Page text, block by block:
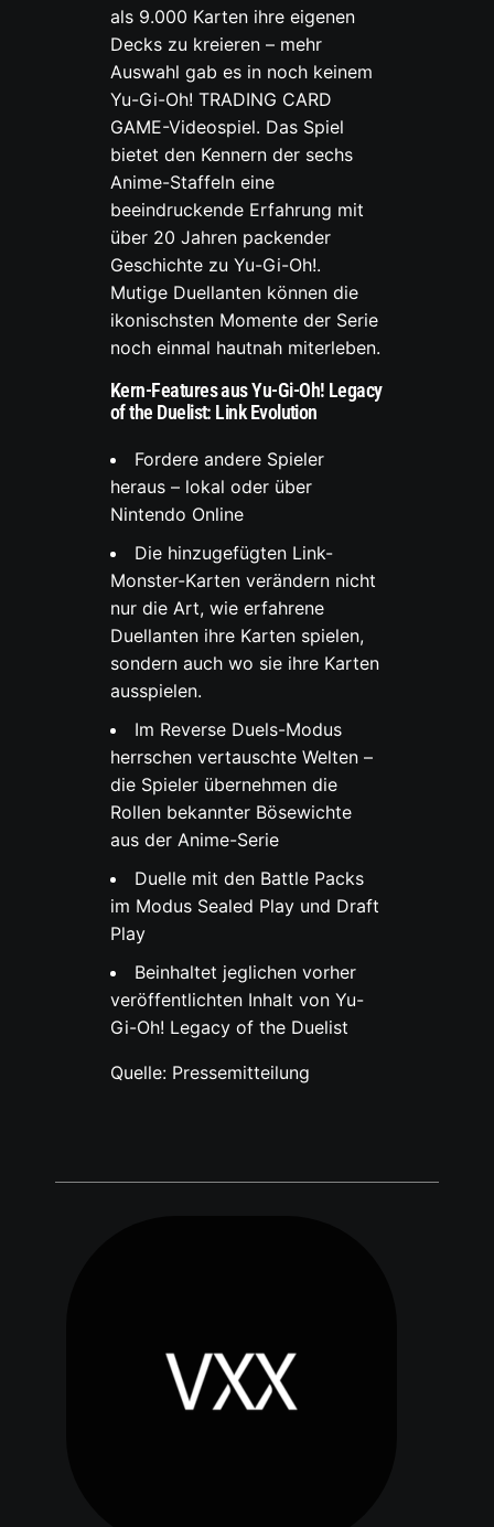
als 9.000 Karten ihre eigenen
Decks zu kreieren – mehr
Auswahl gab es in noch keinem
Yu-Gi-Oh! TRADING CARD
GAME-Videospiel. Das Spiel
bietet den Kennern der sechs
Anime-Staffeln eine
beeindruckende Erfahrung mit
über 20 Jahren packender
Geschichte zu Yu-Gi-Oh!.
Mutige Duellanten können die
ikonischsten Momente der Serie
noch einmal hautnah miterleben.
Kern-Features aus Yu-Gi-Oh! Legacy
of the Duelist: Link Evolution
Fordere andere Spieler
heraus – lokal oder über
Nintendo Online
Die hinzugefügten Link-
Monster-Karten verändern nicht
nur die Art, wie erfahrene
Duellanten ihre Karten spielen,
sondern auch wo sie ihre Karten
ausspielen.
Im Reverse Duels-Modus
herrschen vertauschte Welten –
die Spieler übernehmen die
Rollen bekannter Bösewichte
aus der Anime-Serie
Duelle mit den Battle Packs
im Modus Sealed Play und Draft
Play
Beinhaltet jeglichen vorher
veröffentlichten Inhalt von Yu-
Gi-Oh! Legacy of the Duelist
Quelle: Pressemitteilung